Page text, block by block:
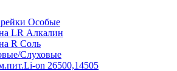
Особые
LR Алкалин
R Соль
Слуховые
on 26500,14505